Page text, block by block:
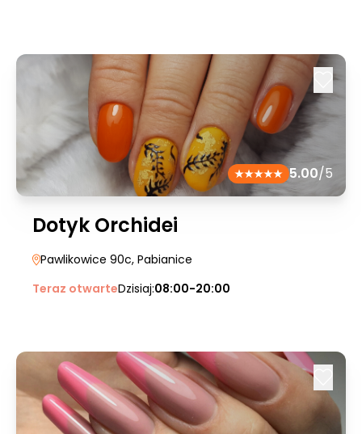
5.00/5
Dotyk Orchidei
Pawlikowice 90c, Pabianice
Teraz otwarteDzisiaj:08:00-20:00